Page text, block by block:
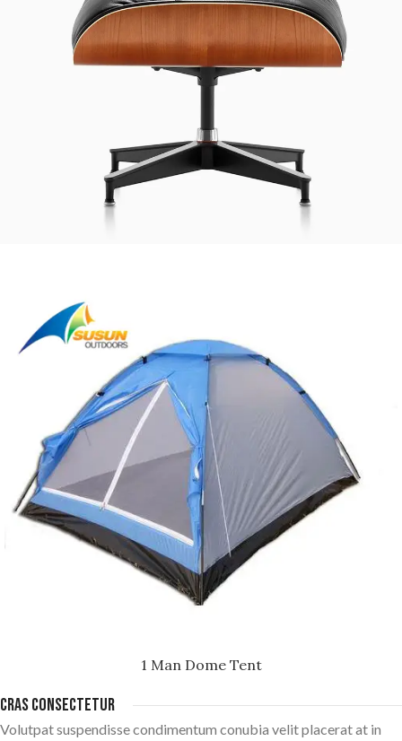
1 Man Dome Tent
Cras consectetur
Volutpat suspendisse condimentum conubia velit placerat at in